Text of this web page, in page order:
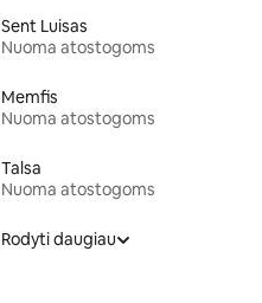
Sent Luisas
Nuoma atostogoms
Memfis
Nuoma atostogoms
Talsa
Nuoma atostogoms
Rodyti daugiau